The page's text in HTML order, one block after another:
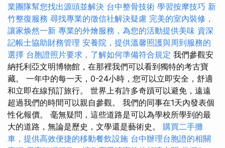
業團隊幫您找出源頭並解決 台中整骨技術 學習按摩技巧 新
竹整復服務 尋找專業的徵信社解決疑慮 完美的室內裝修，
讓家焕然一新 專業的外燴服務，為您的活動提供美味 資深
記帳士協助財務管理 安養院，提供溫馨照護與周到服務的
選擇 台胞證照片要求，了解如何準備符合規定 我們參觀安
納托利亞文明博物館，在那裡我們可以看到獨特的考古寶
藏。 一年中的每一天，0-24小時，您可以立即安全，舒適
和立即在線預訂旅行。 世界上有許多奇蹟可以避免，遠遠
超過我們的時間可以親自參觀。 我們的同事在1天內發表個
性化報價。 毫無疑問，這些道路是可以為學校所學到的最
大的道路，無論是歷史，文學還是藝術史。 購買二手攤
車，提供高效便捷的移動餐飲設施 台中辦理台胞證的相關